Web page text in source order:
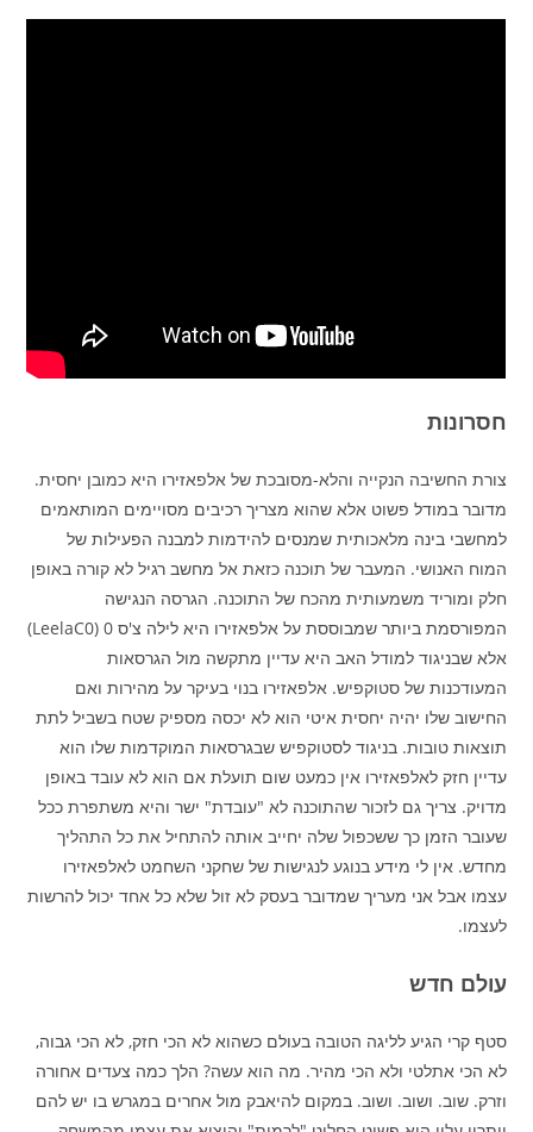
חסרונות
צורת החשיבה הנקייה והלא-מסובכת של אלפאזירו היא כמובן יחסית.
מדובר במודל פשוט אלא שהוא מצריך רכיבים מסויימים המותאמים
למחשבי בינה מלאכותית שמנסים להידמות למבנה הפעילות של
המוח האנושי. המעבר של תוכנה כזאת אל מחשב רגיל לא קורה באופן
חלק ומוריד משמעותית מהכח של התוכנה. הגרסה הנגישה
המפורסמת ביותר שמבוססת על אלפאזירו היא לילה צ'ס 0 (LeelaC0)
אלא שבניגוד למודל האב היא עדיין מתקשה מול הגרסאות
המעודכנות של סטוקפיש. אלפאזירו בנוי בעיקר על מהירות ואם
החישוב שלו יהיה יחסית איטי הוא לא יכסה מספיק שטח בשביל לתת
תוצאות טובות. בניגוד לסטוקפיש שבגרסאות המוקדמות שלו הוא
עדיין חזק לאלפאזירו אין כמעט שום תועלת אם הוא לא עובד באופן
מדויק. צריך גם לזכור שהתוכנה לא "עובדת" ישר והיא משתפרת ככל
שעובר הזמן כך ששכפול שלה יחייב אותה להתחיל את כל התהליך
מחדש. אין לי מידע בנוגע לנגישות של שחקני השחמט לאלפאזירו
עצמו אבל אני מעריך שמדובר בעסק לא זול שלא כל אחד יכול להרשות
לעצמו.
עולם חדש
סטף קרי הגיע לליגה הטובה בעולם כשהוא לא הכי חזק, לא הכי גבוה,
לא הכי אתלטי ולא הכי מהיר. מה הוא עשה? הלך כמה צעדים אחורה
וזרק. שוב. ושוב. ושוב. במקום להיאבק מול אחרים במגרש בו יש להם